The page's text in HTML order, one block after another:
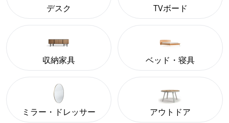
デスク TVボード
収納家具 ベッド・寝具
ミラー・ドレッサー アウトドア